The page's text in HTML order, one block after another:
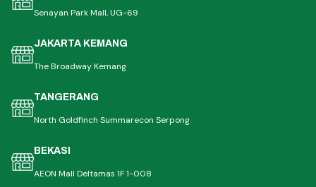
Senayan Park Mall, UG-69
JAKARTA KEMANG
The Broadway Kemang
TANGERANG
North Goldfinch Summarecon Serpong
BEKASI
AEON Mall Deltamas 1F 1-008